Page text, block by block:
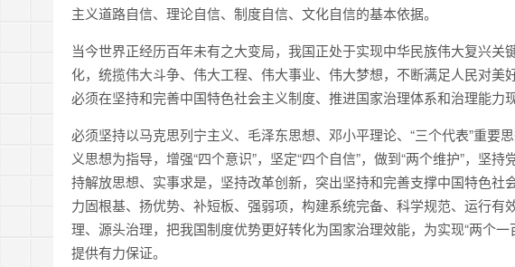
主义道路自信、理论自信、制度自信、文化自信的基本依据。
当今世界正经历百年未有之大变局，我国正处于实现中华民族伟大复兴
化，统揽伟大斗争、伟大工程、伟大事业、伟大梦想，不断满足人民对美
必须在坚持和完善中国特色社会主义制度、推进国家治理体系和治理能力
必须坚持以马克思列宁主义、毛泽东思想、邓小平理论、“三个代表”重要
义思想为指导，增强“四个意识”，坚定“四个自信”，做到“两个维护”，坚
持解放思想、实事求是，坚持改革创新，突出坚持和完善支撑中国特色社
力固根基、扬优势、补短板、强弱项，构建系统完备、科学规范、运行
理、源头治理，把我国制度优势更好转化为国家治理效能，为实现“两个
提供有力保证。